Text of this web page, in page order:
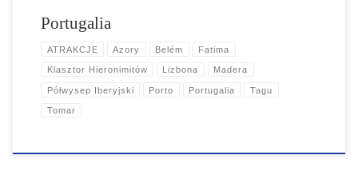
Portugalia
ATRAKCJE Azory Belém Fatima
Klasztor Hieronimitów Lizbona Madera
Półwysep Iberyjski Porto Portugalia Tagu
Tomar